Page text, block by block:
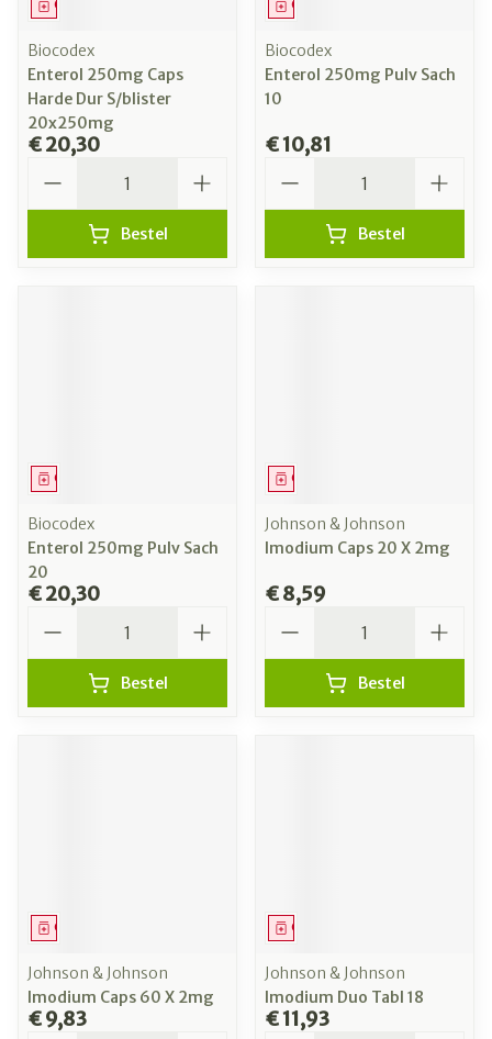
Geneesmiddel
Biocodex
Enterol 250mg Caps
Harde Dur S/blister
20x250mg
€ 20,30
Bestel
Geneesmiddel
Biocodex
Enterol 250mg Pulv Sach
10
€ 10,81
Bestel
Geneesmiddel
Biocodex
Enterol 250mg Pulv Sach
20
€ 20,30
Bestel
Geneesmiddel
Johnson & Johnson
Imodium Caps 20 X 2mg
€ 8,59
Bestel
Geneesmiddel
Johnson & Johnson
Imodium Caps 60 X 2mg
€ 9,83
Geneesmiddel
Johnson & Johnson
Imodium Duo Tabl 18
€ 11,93